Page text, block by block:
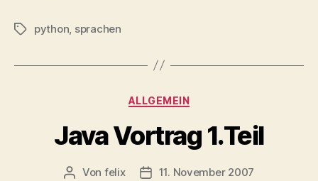
Schlagwörter
python sprachen
Kategorien
ALLGEMEIN
Java Vortrag 1.Teil
Beitragsautor
Von felix Veröffentlichungsdatum
11. November 2007